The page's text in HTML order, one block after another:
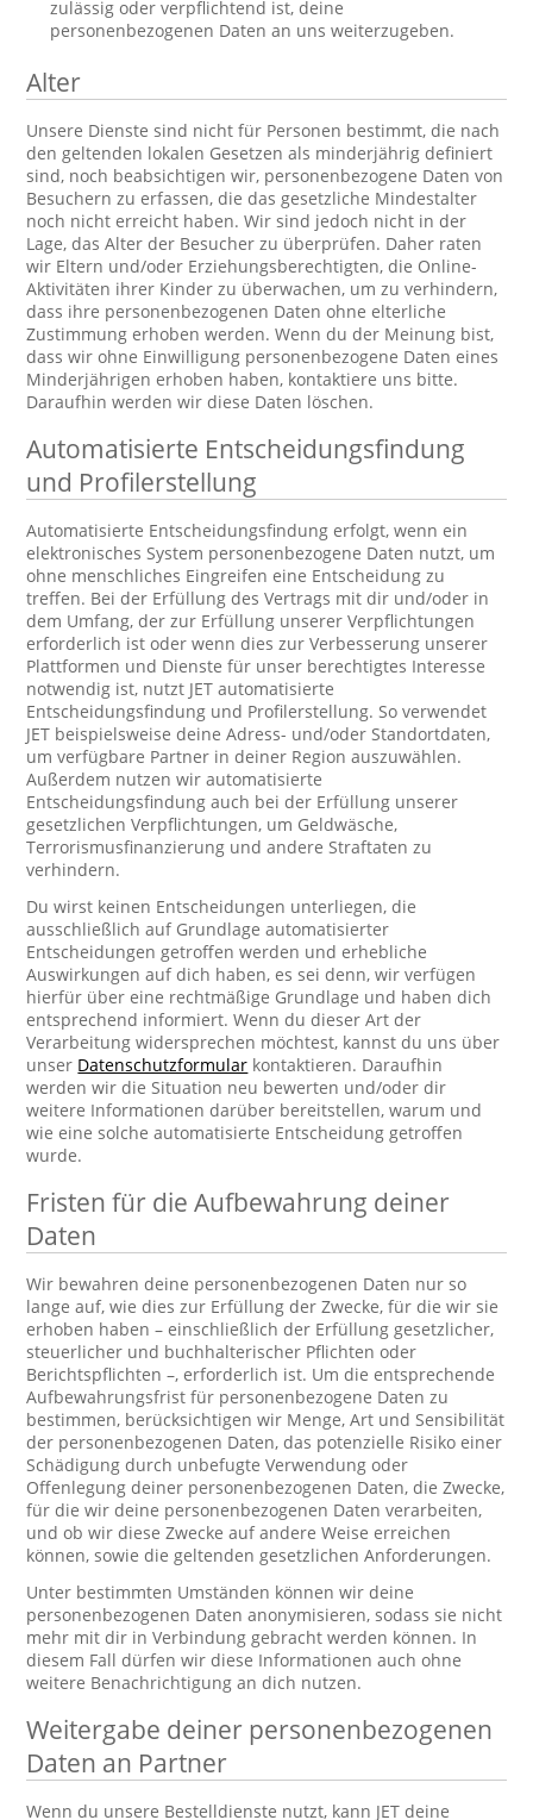
zulässig oder verpflichtend ist, deine
personenbezogenen Daten an uns weiterzugeben.
Alter
Unsere Dienste sind nicht für Personen bestimmt, die nach
den geltenden lokalen Gesetzen als minderjährig definiert
sind, noch beabsichtigen wir, personenbezogene Daten von
Besuchern zu erfassen, die das gesetzliche Mindestalter
noch nicht erreicht haben. Wir sind jedoch nicht in der
Lage, das Alter der Besucher zu überprüfen. Daher raten
wir Eltern und/oder Erziehungsberechtigten, die Online-
Aktivitäten ihrer Kinder zu überwachen, um zu verhindern,
dass ihre personenbezogenen Daten ohne elterliche
Zustimmung erhoben werden. Wenn du der Meinung bist,
dass wir ohne Einwilligung personenbezogene Daten eines
Minderjährigen erhoben haben, kontaktiere uns bitte.
Daraufhin werden wir diese Daten löschen.
Automatisierte Entscheidungsfindung
und Profilerstellung
Automatisierte Entscheidungsfindung erfolgt, wenn ein
elektronisches System personenbezogene Daten nutzt, um
ohne menschliches Eingreifen eine Entscheidung zu
treffen. Bei der Erfüllung des Vertrags mit dir und/oder in
dem Umfang, der zur Erfüllung unserer Verpflichtungen
erforderlich ist oder wenn dies zur Verbesserung unserer
Plattformen und Dienste für unser berechtigtes Interesse
notwendig ist, nutzt JET automatisierte
Entscheidungsfindung und Profilerstellung. So verwendet
JET beispielsweise deine Adress- und/oder Standortdaten,
um verfügbare Partner in deiner Region auszuwählen.
Außerdem nutzen wir automatisierte
Entscheidungsfindung auch bei der Erfüllung unserer
gesetzlichen Verpflichtungen, um Geldwäsche,
Terrorismusfinanzierung und andere Straftaten zu
verhindern.
Du wirst keinen Entscheidungen unterliegen, die
ausschließlich auf Grundlage automatisierter
Entscheidungen getroffen werden und erhebliche
Auswirkungen auf dich haben, es sei denn, wir verfügen
hierfür über eine rechtmäßige Grundlage und haben dich
entsprechend informiert. Wenn du dieser Art der
Verarbeitung widersprechen möchtest, kannst du uns über
unser Datenschutzformular kontaktieren. Daraufhin
werden wir die Situation neu bewerten und/oder dir
weitere Informationen darüber bereitstellen, warum und
wie eine solche automatisierte Entscheidung getroffen
wurde.
Fristen für die Aufbewahrung deiner
Daten
Wir bewahren deine personenbezogenen Daten nur so
lange auf, wie dies zur Erfüllung der Zwecke, für die wir sie
erhoben haben – einschließlich der Erfüllung gesetzlicher,
steuerlicher und buchhalterischer Pflichten oder
Berichtspflichten –, erforderlich ist. Um die entsprechende
Aufbewahrungsfrist für personenbezogene Daten zu
bestimmen, berücksichtigen wir Menge, Art und Sensibilität
der personenbezogenen Daten, das potenzielle Risiko einer
Schädigung durch unbefugte Verwendung oder
Offenlegung deiner personenbezogenen Daten, die Zwecke,
für die wir deine personenbezogenen Daten verarbeiten,
und ob wir diese Zwecke auf andere Weise erreichen
können, sowie die geltenden gesetzlichen Anforderungen.
Unter bestimmten Umständen können wir deine
personenbezogenen Daten anonymisieren, sodass sie nicht
mehr mit dir in Verbindung gebracht werden können. In
diesem Fall dürfen wir diese Informationen auch ohne
weitere Benachrichtigung an dich nutzen.
Weitergabe deiner personenbezogenen
Daten an Partner
Wenn du unsere Bestelldienste nutzt, kann JET deine